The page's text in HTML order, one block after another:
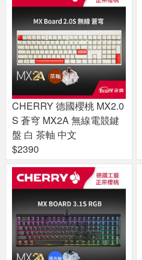
CHERRY 德國櫻桃 MX2.0
S 蒼穹 MX2A 無線電競鍵
盤 白 茶軸 中文
$2390